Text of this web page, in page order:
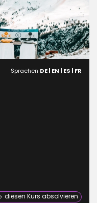
Sprachen DE | EN | ES | FR
diesen Kurs absolvieren